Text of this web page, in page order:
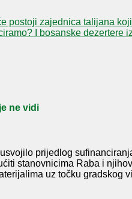
postoji zajednica talijana
I bosanske dezertere
ne vidi
prijedlog
stanovnicima Raba i
uz točku gradskog